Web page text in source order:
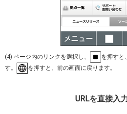
(4) ページ内のリンクを選択し、
を押すと
す。
を押すと、前の画面に戻ります。
URLを直接入